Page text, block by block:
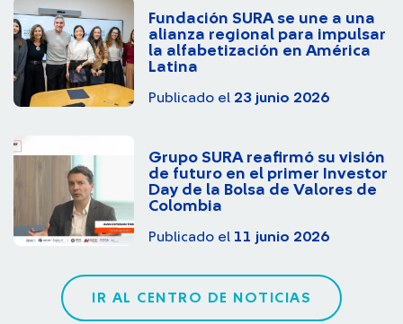
Fundación SURA se une a una
alianza regional para impulsar
la alfabetización en América
Latina
Publicado el 23 junio 2026
Grupo SURA reafirmó su visión
de futuro en el primer Investor
Day de la Bolsa de Valores de
Colombia
Publicado el 11 junio 2026
IR AL CENTRO DE NOTICIAS